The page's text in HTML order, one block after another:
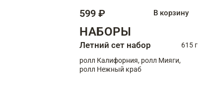
599 ₽ В корзину
НАБОРЫ
Летний сет набор
615 г
ролл Калифорния, ролл Мияги,
ролл Нежный краб